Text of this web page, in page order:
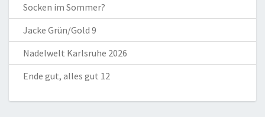
Socken im Sommer?
Jacke Grün/Gold 9
Nadelwelt Karlsruhe 2026
Ende gut, alles gut 12